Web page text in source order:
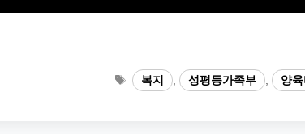
Tags
복지 성평등가족부 양